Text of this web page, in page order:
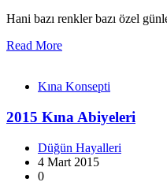
Hani bazı renkler bazı özel
Read More
Kına Konsepti
2015 Kına Abiyeleri
Düğün Hayalleri
4 Mart 2015
0